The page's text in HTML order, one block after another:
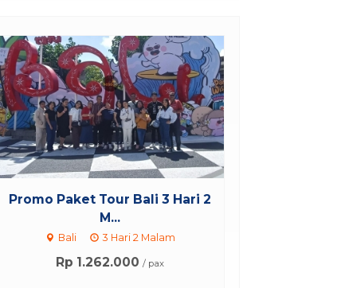
Paket Tour Jakarta Bali 3 Hari
2...
Bali 3 Hari 2 Malam
*Mulai Rp 1.191.000 / pax